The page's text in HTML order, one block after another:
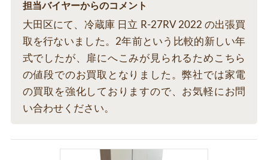
担当バイヤーからのコメント
大田区にて、冷蔵庫 日立 R-27RV 2022 の出張買
取を行ないました。2年前という比較的新しい年
式でしたが、扉にへこみが見られるためこちら
の値段でのお買取となりました。弊社では家電
の買取を強化しておりますので、お気軽にお問
い合わせください。